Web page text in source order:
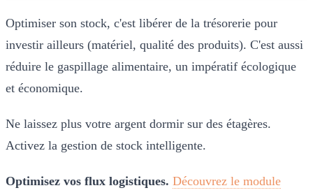
Optimiser son stock, c'est libérer de la trésorerie pour
investir ailleurs (matériel, qualité des produits). C'est aussi
réduire le gaspillage alimentaire, un impératif écologique
et économique.
Ne laissez plus votre argent dormir sur des étagères.
Activez la gestion de stock intelligente.
Optimisez vos flux logistiques. Découvrez le module